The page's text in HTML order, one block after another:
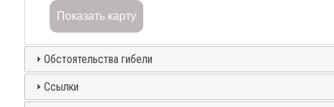
Показать карту
Обстоятельства гибели
Ссылки